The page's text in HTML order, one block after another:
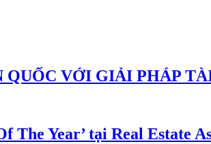
QUỐC VỚI GIẢI PHÁP
The Year’ tại Real Estate